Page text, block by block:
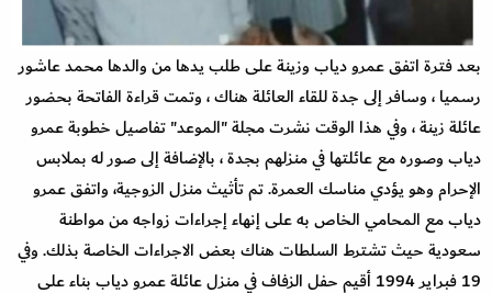
بعد فترة اتفق عمرو دياب وزينة على طلب يدها من والدها محمد عاشور
رسميا ، وسافر إلى جدة للقاء العائلة هناك ، وتمت قراءة الفاتحة بحضور
عائلة زينة ، وفي هذا الوقت نشرت مجلة "الموعد" تفاصيل خطوبة عمرو
دياب وصوره مع عائلتها في منزلهم بجدة ، بالإضافة إلى صور له بملابس
الإحرام وهو يؤدي مناسك العمرة. تم تأثيث منزل الزوجية، واتفق عمرو
دياب مع المحامي الخاص به على إنهاء إجراءات زواجه من مواطنة
سعودية حيث تشترط السلطات هناك بعض الاجراءات الخاصة بذلك. وفي
19 فبراير 1994 أقيم حفل الزفاف في منزل عائلة عمرو دياب بناء على